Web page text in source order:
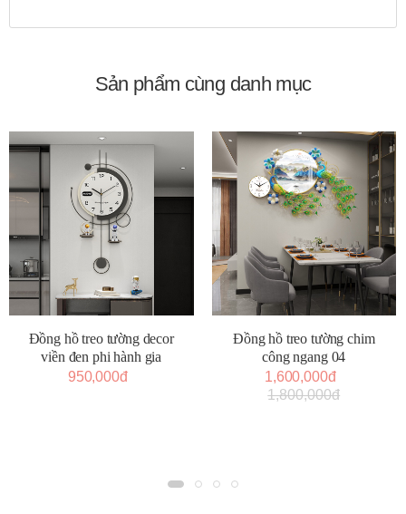
Sản phẩm cùng danh mục
Đồng hồ treo tường decor
viền đen phi hành gia
950,000đ
Đồng hồ treo tường chim
công ngang 04
1,600,000đ
1,800,000đ